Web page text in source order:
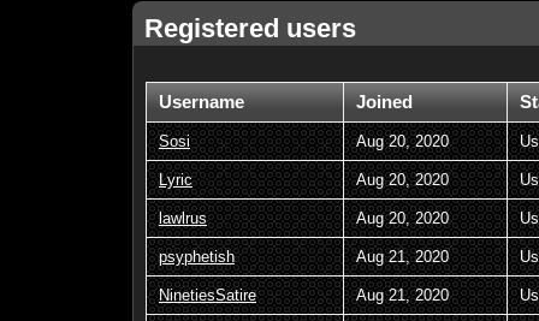
Registered users
Username Joined
Sosi Aug 20, 2020
Lyric Aug 20, 2020
lawlrus Aug 20, 2020
psyphetish Aug 21, 2020
NinetiesSatire Aug 21, 2020